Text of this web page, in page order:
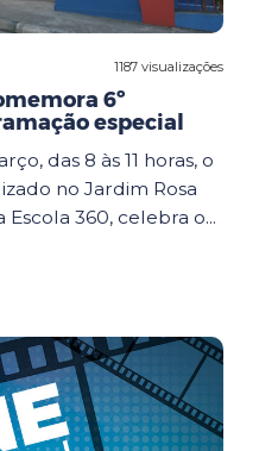
1187 visualizações
6º
especial
das 8 às 11 horas, o
no Jardim Rosa
360, celebra o...